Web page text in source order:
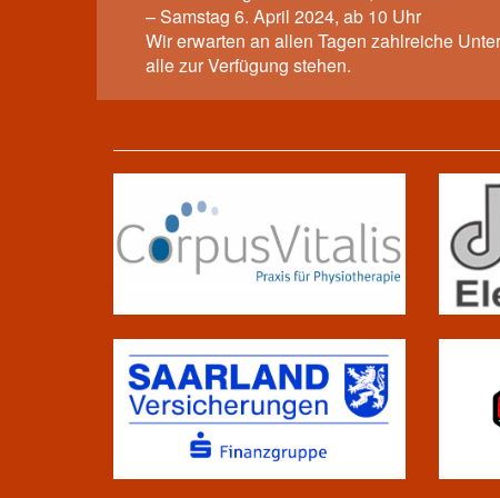
– Samstag 6. April 2024, ab 10 Uhr
Wir erwarten an allen Tagen zahlreiche
alle zur Verfügung stehen.